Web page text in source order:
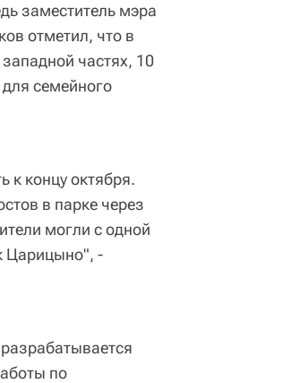
заместитель мэра
отметил, что в
частях, 10
семейного
к концу октября.
в парке через
могли с одной
Царицыно", -
по